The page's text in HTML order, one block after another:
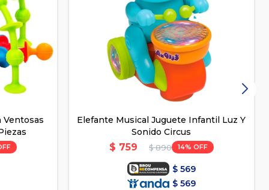
Ventosas
Elefante Musical Juguete Infantil Luz Y
Sonido Circus
$ 759 $ 890 14
$ 569
$ 569